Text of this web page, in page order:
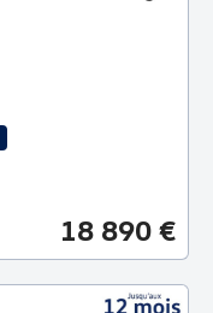
18 890 €